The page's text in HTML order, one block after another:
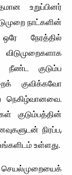
உறுப்பினர்
நாட்களின்
நேரத்தில்
நீண்ட குடும்ப
குவிக்கவோ
குடும்பத்தின்
நிரப்ப,
உள்ளது.
செயல்முறையைக்